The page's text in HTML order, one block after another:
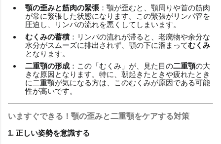
顎の歪みと筋肉の緊張 ：顎が歪むと、顎周りや首の筋肉
が常に緊張した状態になります。この緊張がリンパ管を
圧迫し、リンパの流れを悪くしてしまいます。
むくみの蓄積：リンパの流れが滞ると、老廃物や余分な
水分がスムーズに排出されず、顎の下に溜まってむくみ
となります。
二重顎の形成 ：この「むくみ」が、見た目の二重顎の大
きな原因となります。特に、朝起きたときや疲れたとき
に二重顎が気になる方は、このむくみが原因である可能
性が高いです。
いますぐできる！顎の歪みと二重顎をケアする対策
1. 正しい姿勢を意識する